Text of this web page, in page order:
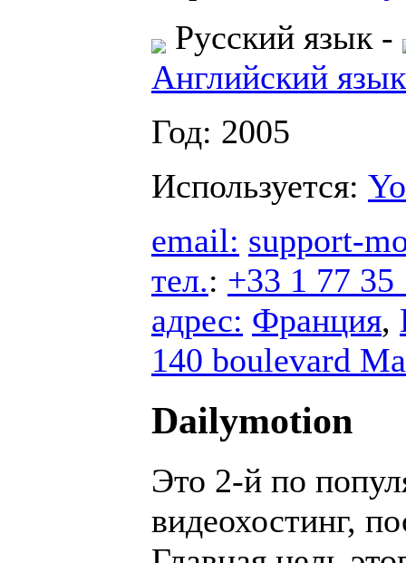
Русский язык -
Английский язык
Год: 2005
Используется:
email: support-
тел.: +33 1 77 35
адрес: Франция,
140 boulevard
Dailymotion
Это 2-й по
видеохостинг,